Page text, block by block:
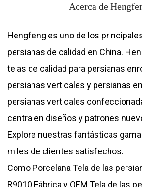
Acerca de
Hengfeng es uno de los
persianas de calidad en China.
telas de calidad para persianas
persianas verticales y persianas
persianas verticales
centra en diseños y patrones
Explore nuestras fantásticas
miles de clientes satisfechos.
Como Porcelana Tela de las
R9010 Fábrica y OEM Tela de las